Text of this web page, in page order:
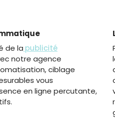
de la publicité
notre agence
ciblage
vous
en ligne percutante,